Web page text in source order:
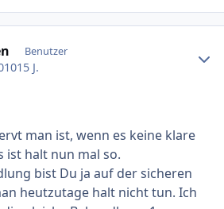
Benutzer
15 J.
man ist, wenn es keine klare
ist halt nun mal so.
bist Du ja auf der sicheren
heutzutage halt nicht tun. Ich